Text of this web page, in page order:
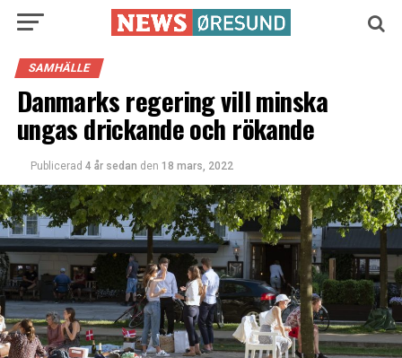
SAMHÄLLE
Danmarks regering vill minska
ungas drickande och rökande
Publicerad 4 år sedan den 18 mars, 2022